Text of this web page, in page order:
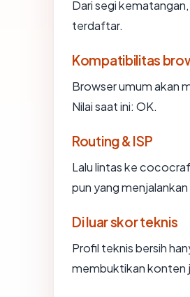
Dari segi kematangan,
terdaftar.
Kompatibilitas
Browser umum akan
Nilai saat ini: OK.
Routing & ISP
Lalu lintas ke
pun yang
Di luar skor teknis
Profil teknis bersih
membuktikan konten